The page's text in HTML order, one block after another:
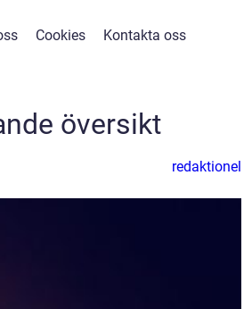
Cookies Kontakta oss
översikt
redaktionel